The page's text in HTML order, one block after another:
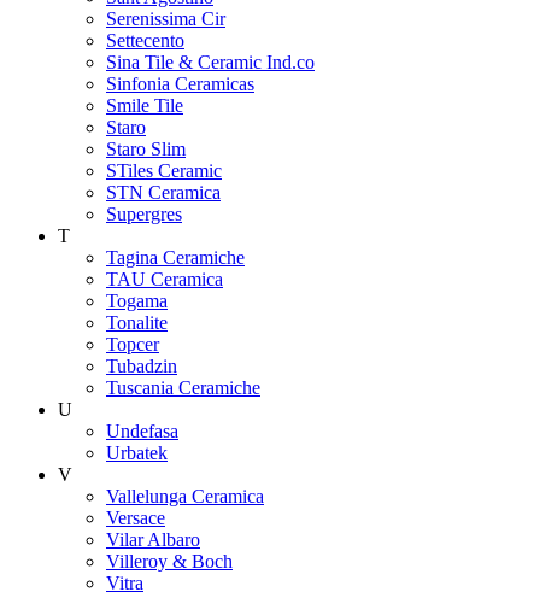
Serenissima Cir
Settecento
Sina Tile & Ceramic Ind.co
Sinfonia Ceramicas
Smile Tile
Staro
Staro Slim
STiles Ceramic
STN Ceramica
Supergres
T
Tagina Ceramiche
TAU Ceramica
Togama
Tonalite
Topcer
Tubadzin
Tuscania Ceramiche
U
Undefasa
Urbatek
V
Vallelunga Ceramica
Versace
Vilar Albaro
Villeroy & Boch
Vitra